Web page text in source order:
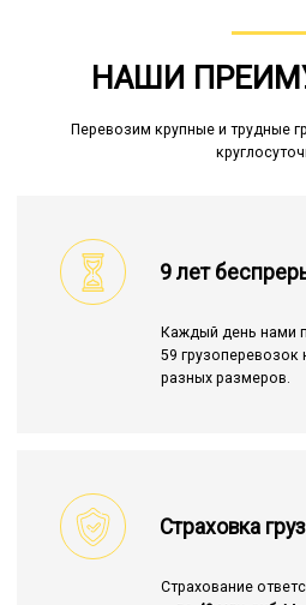
НАШИ
Перевозим крупные и трудные
9 лет
Каждый день нами
59
разных размеров.
Страховка
Страхование